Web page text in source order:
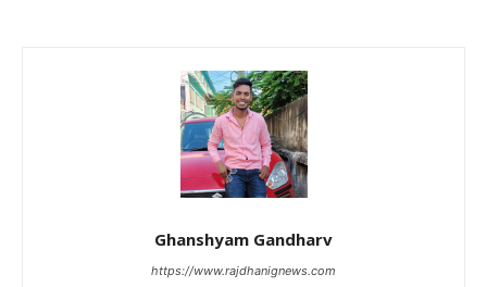
Ghanshyam Gandharv
https://www.rajdhanignews.com